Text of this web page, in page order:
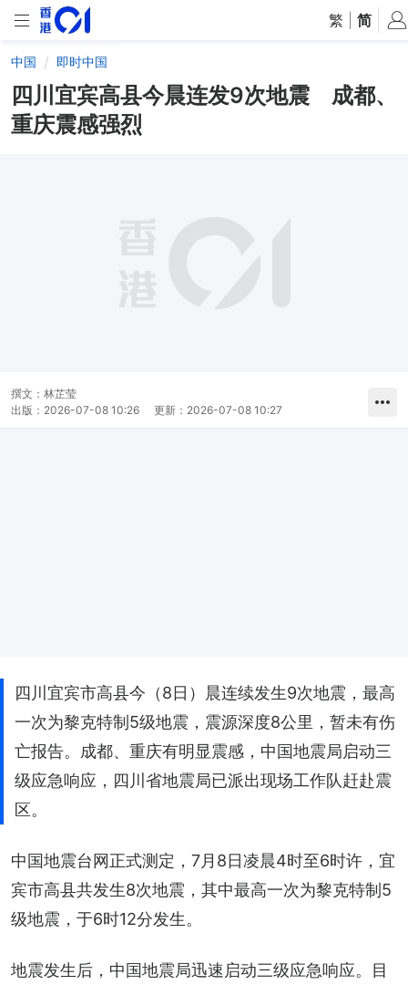
繁 简
中国 即时中国
四川宜宾高县今晨连发9次地震 成都、
重庆震感强烈
撰文： 林芷莹
出版： 2026-07-08 10:26 更新： 2026-07-08 10:27
四川宜宾市高县今（8日）晨连续发生9次地震，最高
一次为黎克特制5级地震，震源深度8公里，暂未有伤
亡报告。成都、重庆有明显震感，中国地震局启动三
级应急响应，四川省地震局已派出现场工作队赶赴震
区。
中国地震台网正式测定，7月8日凌晨4时至6时许，宜
宾市高县共发生8次地震，其中最高一次为黎克特制5
级地震，于6时12分发生。
地震发生后，中国地震局迅速启动三级应急响应。目